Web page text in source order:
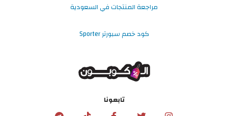
مراجعة المنتجات في السعودية
كود خصم سبورتر Sporter
تابعونا